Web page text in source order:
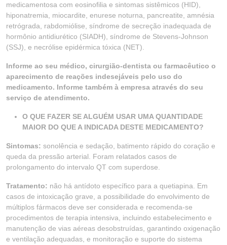
medicamentosa com eosinofilia e sintomas sistêmicos (HID),
hiponatremia, miocardite, enurese noturna, pancreatite, amnésia
retrógrada, rabdomiólise, síndrome de secreção inadequada de
hormônio antidiurético (SIADH), síndrome de Stevens-Johnson
(SSJ), e necrólise epidérmica tóxica (NET).
Informe ao seu médico, cirurgião-dentista ou farmacêutico o
aparecimento de reações indesejáveis pelo uso do
medicamento. Informe também à empresa através do seu
serviço de atendimento.
O QUE FAZER SE ALGUÉM USAR UMA QUANTIDADE
MAIOR DO QUE A INDICADA DESTE MEDICAMENTO?
Sintomas: sonolência e sedação, batimento rápido do coração e
queda da pressão arterial. Foram relatados casos de
prolongamento do intervalo QT com superdose.
Tratamento: não há antídoto específico para a quetiapina. Em
casos de intoxicação grave, a possibilidade do envolvimento de
múltiplos fármacos deve ser considerada e recomenda-se
procedimentos de terapia intensiva, incluindo estabelecimento e
manutenção de vias aéreas desobstruídas, garantindo oxigenação
e ventilação adequadas, e monitoração e suporte do sistema